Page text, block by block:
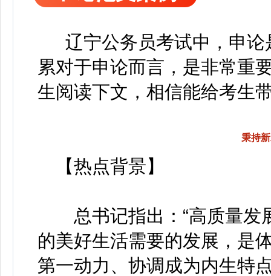
辽宁公务员考试中，申论
累对于申论而言，是非常重
生阅读下文，相信能给考生
秉持
【热点背景】
总书记指出：“高质量发
的美好生活需要的发展，是
第一动力、协调成为内生特